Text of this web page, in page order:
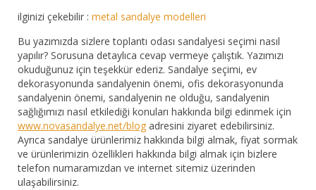
ilginizi çekebilir : metal sandalye modelleri
Bu yazımızda sizlere toplantı odası sandalyesi seçimi nasıl
yapılır? Sorusuna detaylıca cevap vermeye çalıştık. Yazımızı
okuduğunuz için teşekkür ederiz. Sandalye seçimi, ev
dekorasyonunda sandalyenin önemi, ofis dekorasyonunda
sandalyenin önemi, sandalyenin ne olduğu, sandalyenin
sağlığımızı nasıl etkilediği konuları hakkında bilgi edinmek için
www.novasandalye.net/blog adresini ziyaret edebilirsiniz.
Ayrıca sandalye ürünlerimiz hakkında bilgi almak, fiyat sormak
ve ürünlerimizin özellikleri hakkında bilgi almak için bizlere
telefon numaramızdan ve internet sitemiz üzerinden
ulaşabilirsiniz.